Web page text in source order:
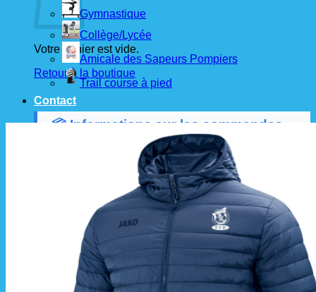
Votre panier est vide.
Retour à la boutique
📦 Informations sur les commandes
Les commandes sont passéesles 1er et 15 de
auprès de nos fournisseurs.
À partir de ces dates, ledélai de livraison est
d'environ 3 semaines
La livraison est effectuée directement au club.
La commande est à récupérer auprès du
Gymnastique
Collège/Lycée
Amicale des Sapeurs Pompiers
Trail course à pied
Contact